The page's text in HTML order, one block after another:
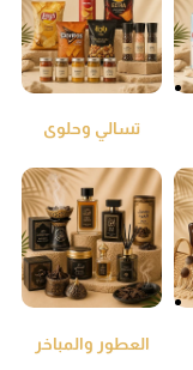
تسالي وحلوى
العطور والمباخر